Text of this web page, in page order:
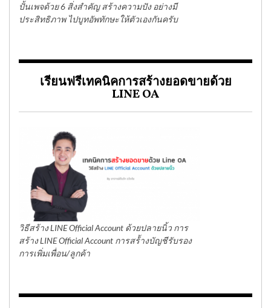
ปั้นเพจด้วย 6 สิ่งสำคัญ สร้างความปัง อย่างมี
ประสิทธิภาพ ไปบูทอัพทักษะให้ตัวเองกันครับ
เรียนฟรีเทคนิคการสร้างยอดขายด้วย
LINE OA
วิธีสร้าง LINE Official Account ด้วยปลายนิ้ว การ
สร้าง LINE Official Account การสร้้างบัญชีรับรอง
การเพิ่มเพื่อน/ลูกค้า